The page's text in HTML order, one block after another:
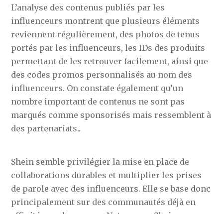
L’analyse des contenus publiés par les
influenceurs montrent que plusieurs éléments
reviennent régulièrement, des photos de tenus
portés par les influenceurs, les IDs des produits
permettant de les retrouver facilement, ainsi que
des codes promos personnalisés au nom des
influenceurs. On constate également qu’un
nombre important de contenus ne sont pas
marqués comme sponsorisés mais ressemblent à
des partenariats..
Shein semble privilégier la mise en place de
collaborations durables et multiplier les prises
de parole avec des influenceurs. Elle se base donc
principalement sur des communautés déjà en